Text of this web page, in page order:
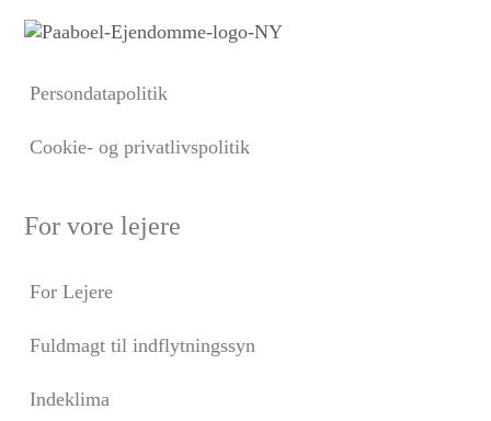
Persondatapolitik
Cookie- og privatlivspolitik
For vore lejere
For Lejere
Fuldmagt til indflytningssyn
Indeklima